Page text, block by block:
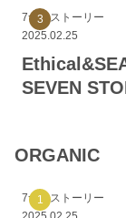
7つのストーリー
2025.02.25
SEVEN
ORGANIC
7つのストーリー